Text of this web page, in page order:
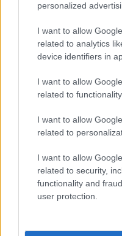
personalized
I want to allow
related to analytics
device identifiers in
I want to allow
related to
I want to allow
related to
I want to allow
related to security,
functionality and
user protection.
MÉRKŐZÉSE
Az energiaellátás
előrébb hozták a Brest